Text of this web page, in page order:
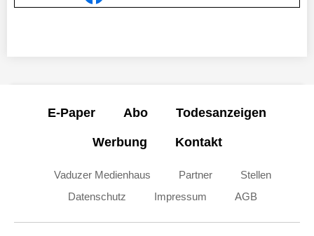
E-Paper Abo Todesanzeigen
Werbung Kontakt
Vaduzer Medienhaus Partner
Stellen
Datenschutz
Impressum AGB